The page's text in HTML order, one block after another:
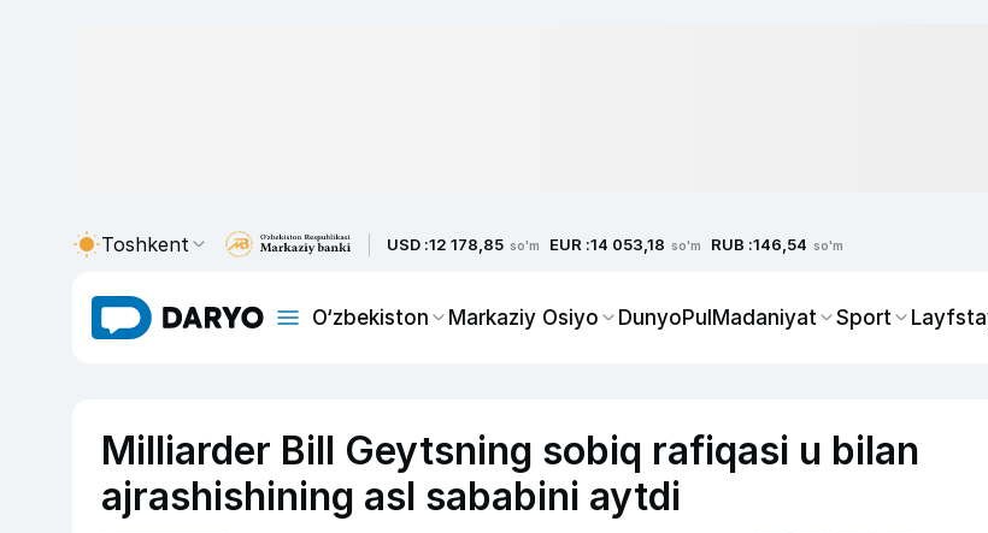
Toshkent USD :12 178,85 so'm EUR :14 053,18 so'm RUB :146,54 so'm
O‘zbekiston Markaziy Osiyo DunyoPulMadaniyat Sport
Milliarder Bill Geytsning sobiq rafiqasi u bilan
ajrashishining asl sababini aytdi